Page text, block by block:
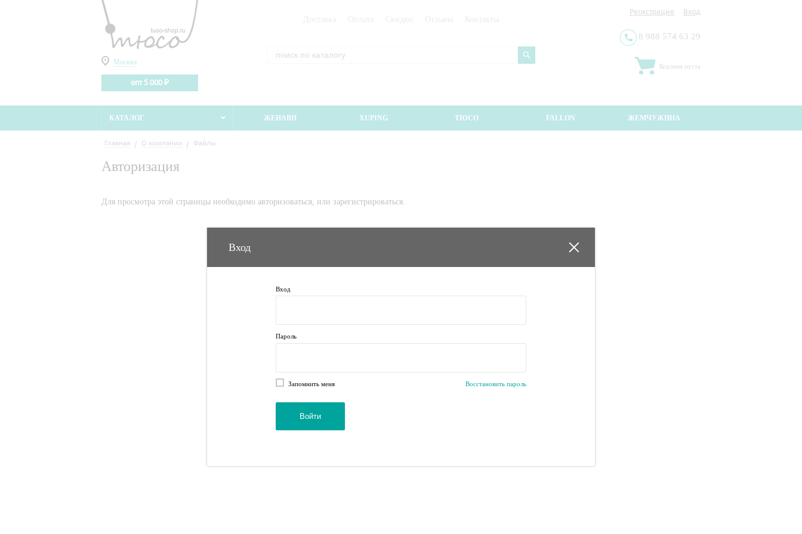
Москва
опт 5 000 ₽
Регистрация Вход
8 988 574 63 29
Корзина пуста
КАТАЛОГ ЖЕНАВИ XUPING ТЮСО FALLON ЖЕМЧУЖИНА
Главная О компании Файлы
Авторизация
Для просмотра этой страницы необходимо авторизоваться, или зарегистрироваться.
Вход
Вход
Пароль
Запомнить меня Восстановить пароль